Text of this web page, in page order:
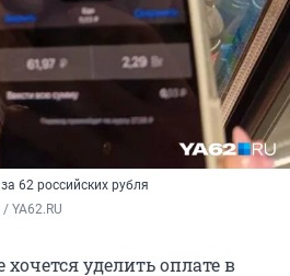
62 российских рубля
YA62.RU
уделить оплате в